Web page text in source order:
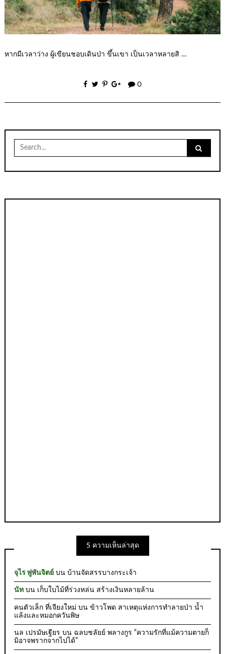
หากมีเวลาว่าง ผู้เขียนชอบเดินป่า ขึ้นเขา เป็นเวลาหลายสิ …
0
Search
for:
5 ความเห็นล่าสุด
จุไร พู่พันจิตย์ บนบ้านจัดสรรบางกระเจ้า
นัท บน เก็บใบไม้ที่ร่วงหล่น สร้างเงินหลายล้าน
คนตัวเล็ก ที่เจียงใหม่ บนข้าวโพด สาเหตุแห่งการทำลายป่า น้ำ
แล้งและหมอกควันพิษ
นล เปรมัษเฐียร บน ฉลบชลัยย์ พลางกูร “ความรักที่แม้ความตายก็
มิอาจพรากจากไปได้”